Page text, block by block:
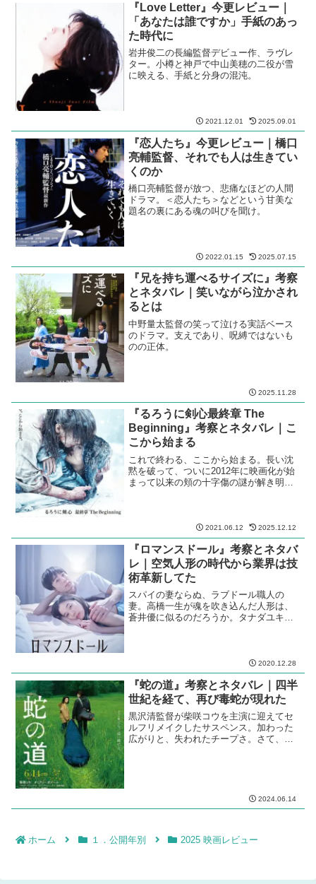
『Love Letter』今更レビュー｜
「あなたは誰ですか」手紙のあっ
た時代に
岩井俊二の長編監督デビュー作、ラヴレ
ター。小樽と神戸で中山美穂の二役が雪
に映える、手紙と分身の混沌。
2021.12.01 2025.09.01
『恋人たち』今更レビュー｜橋口
亮輔監督、それでも人は生きてい
くのか
橋口亮輔監督が放つ、悲痛なほどの人間
ドラマ。＜恋人たち＞などという甘美な
題名の裏にある魂の叫びを聞け。
2022.01.15 2025.07.15
『兄を持ち運べるサイズに』考察
とネタバレ｜笑いながら泣かされ
るとは
中野量太監督の笑って泣ける実話ベース
のドラマ。支えであり、呪縛ではないも
のの正体。
2025.11.28
『るろうに剣心最終章 The
Beginning』考察とネタバレ｜こ
こから始まる
これで終わる、ここから始まる。長い沈
黙を破って、ついに2012年に映画化が始
まって以来の頬の十字傷の謎が解き明か
2021.06.12 2025.12.12
『ロマンスドール』考察とネタバ
レ｜空気人形の時代から業界は技
術革新してた
スパイの妻ならぬ、ラブドール職人の
妻。高橋一生が魂を吹き込んだ人形は、
蒼井優に似るのだろうか。タナダユキ監
2020.12.28
『蛇の道』考察とネタバレ｜四半
世紀を経て、再び毒蛇が現れた
黒沢清監督が柴咲コウを主演に迎えてセ
ルフリメイクしたサスペンス。加わった
広がりと、失われたチープさ。さて、ど
2024.06.14
ホーム １．公開年別 2025 映画レビュー